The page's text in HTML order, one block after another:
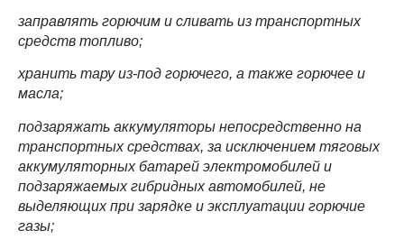
заправлять горючим и сливать из транспортных
средств топливо;
хранить тару из-под горючего, а также горючее и
масла;
подзаряжать аккумуляторы непосредственно на
транспортных средствах, за исключением тяговых
аккумуляторных батарей электромобилей и
подзаряжаемых гибридных автомобилей, не
выделяющих при зарядке и эксплуатации горючие
газы;